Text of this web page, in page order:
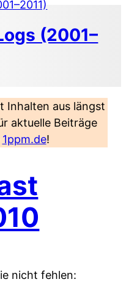
(2001–
Inhalten aus längst
aktuelle Beiträge
1ppm.de!
nicht fehlen: